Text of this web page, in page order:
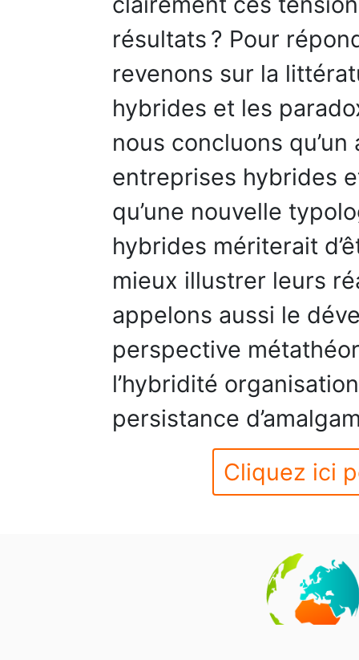
résultats ? Pour
revenons sur la
hybrides et les
nous concluons
entreprises hybrides
qu’une nouvelle
hybrides mériterait
mieux illustrer leurs
appelons aussi le
perspective
l’hybridité
persistance
Cliquez ici